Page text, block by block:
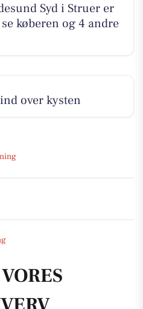
Syd i Struer er
køberen og 4 andre
over kysten